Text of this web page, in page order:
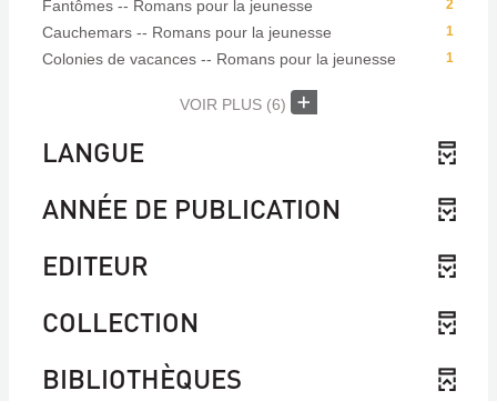
2
Fantômes -- Romans pour la jeunesse
1
Cauchemars -- Romans pour la jeunesse
1
Colonies de vacances -- Romans pour la jeunesse
VOIR PLUS (6)
LANGUE
ANNÉE DE PUBLICATION
EDITEUR
COLLECTION
BIBLIOTHÈQUES